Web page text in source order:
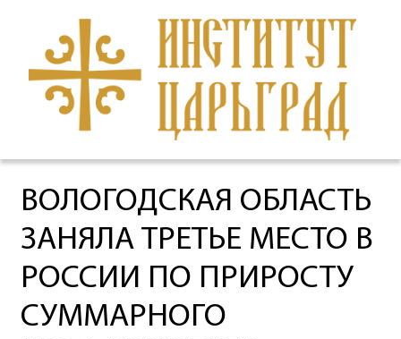
ВОЛОГОДСКАЯ ОБЛАСТЬ
ЗАНЯЛА ТРЕТЬЕ МЕСТО В
РОССИИ ПО ПРИРОСТУ
СУММАРНОГО